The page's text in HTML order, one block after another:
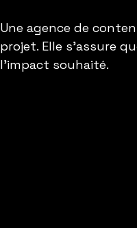
Une agence de
projet. Elle s’assure
l’impact souhaité.